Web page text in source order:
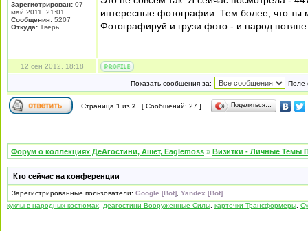
Зарегистрирован: 07
май 2011, 21:01
Сообщения: 5207
Откуда: Тверь
интересные фотографии. Тем более, что ты
Фотографируй и грузи фото - и народ
12 сен 2012, 18:18
Показать сообщения за: Поле
Страница 1 из 2 [ Сообщений: 27 ] Поделиться…
Форум о коллекциях ДеАгостини, Ашет, Eaglemoss » Визитки - Личные Темы
Кто сейчас на конференции
Зарегистрированные пользователи: Google [Bot] Yandex [Bot]
куклы в народных костюмах
деагостини Вооруженные Силы карточки Трансформеры